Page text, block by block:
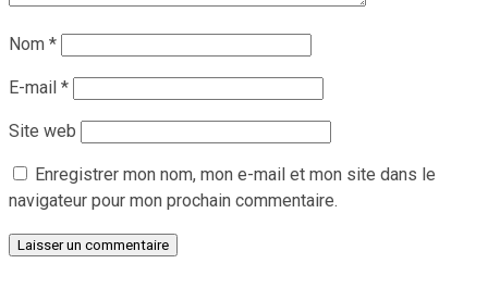
Nom *
E-mail *
Site web
Enregistrer mon nom, mon e-mail et mon site dans le
navigateur pour mon prochain commentaire.